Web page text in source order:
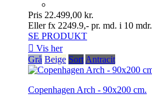
Pris 22.499,00 kr.
Eller fx 2249.9,- pr. md. i 10 mdr.
SE PRODUKT
 Vis her
Grå Beige Sort Antracit
Copenhagen Arch - 90x200 cm.